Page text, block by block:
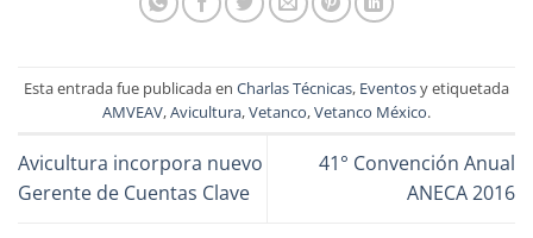
Esta entrada fue publicada en Charlas Técnicas, Eventosy etiquetada
AMVEAV,Avicultura,Vetanco,Vetanco México.
Avicultura incorpora nuevo
Gerente de Cuentas Clave
41° Convención Anual
ANECA 2016